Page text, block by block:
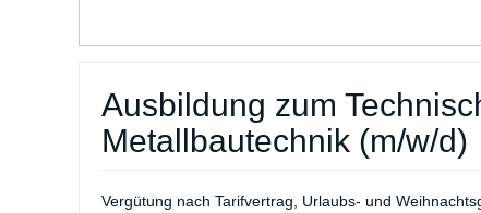
Ausbildung zum
Metallbautechnik (m/w/d)
Vergütung nach Tarifvertrag, Urlaubs- und